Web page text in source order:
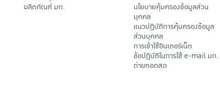
ผลิตภัณฑ์ มก.
นโยบายคุ้มครองข้อมูลส่วน
บุคคล
แนวปฏิบัติการคุ้มครองข้อมูล
ส่วนบุคคล
การเข้าใช้อินเตอร์เน็ต
ข้อปฏิบัติในการใช้ e-mail มก.
ถ่ายทอดสด